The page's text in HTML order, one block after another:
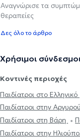
Αναγνώρισε τα
θεραπείες
Δες όλο το άρθρο
Χρήσιμοι
Κοντινές περιοχές
Παιδίατροι στο Ελληνικό
Παιδίατροι στην
Παιδίατροι στη Βάρη
Παιδίατροι στην